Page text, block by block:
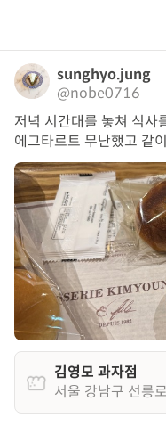
sunghyo.jung
@nobe0716
저녁 시간대를 놓쳐 식사
에그타르트 무난했고 같
김영모 과자점
서울 강남구 선릉